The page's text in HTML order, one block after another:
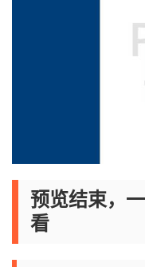
预览结束，
看